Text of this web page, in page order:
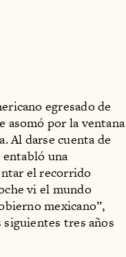
egresado de
asomó por la ventana
Al darse cuenta de
una
el recorrido
vi el mundo
mexicano”,
siguientes tres años